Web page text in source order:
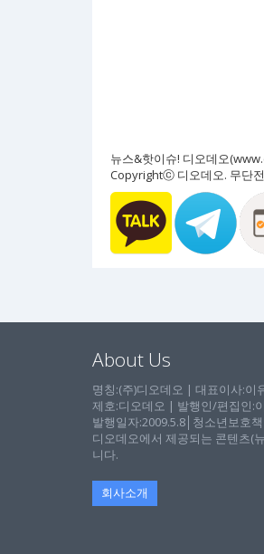
뉴스&핫이슈! 디오데오
Copyrightⓒ 디오데오. 무단
About Us
명칭:(주)디오데오 | 대표이사:이
제호:디오데오 | 발행인/편집인:
발행일자:2009.5.8│청소년보호
디오데오에서 제공되는 콘텐츠(
니다.
회사소개